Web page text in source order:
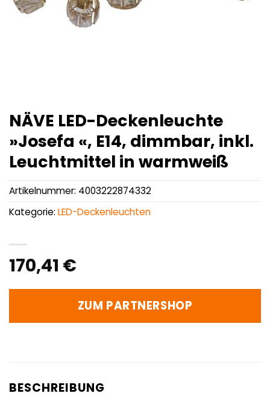
NÄVE LED-Deckenleuchte
»Josefa «, E14, dimmbar, inkl.
Leuchtmittel in warmweiß
170,41 €
ZUM PARTNERSHOP
Artikelnummer: 4003222874332
Kategorie: LED-Deckenleuchten
BESCHREIBUNG